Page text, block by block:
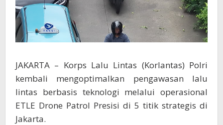
JAKARTA – Korps Lalu Lintas (Korlantas) Polri
kembali mengoptimalkan pengawasan lalu
lintas berbasis teknologi melalui operasional
ETLE Drone Patrol Presisi di 5 titik strategis di
Jakarta.